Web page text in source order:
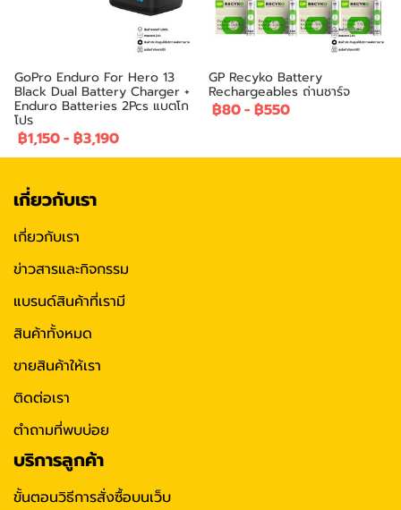
GoPro Enduro For Hero 13
Black Dual Battery Charger +
Enduro Batteries 2Pcs แบตโก
โปร
฿1,150- ฿3,190
GP Recyko Battery
Rechargeables ถ่านชาร์จ
฿80- ฿550
เกี่ยวกับเรา
เกี่ยวกับเรา
ข่าวสารและกิจกรรม
แบรนด์สินค้าที่เรามี
สินค้าทั้งหมด
ขายสินค้าให้เรา
ติดต่อเรา
ตำถามที่พบบ่อย
บริการลูกค้า
ขั้นตอนวิธีการสั่งซื้อบนเว็บ